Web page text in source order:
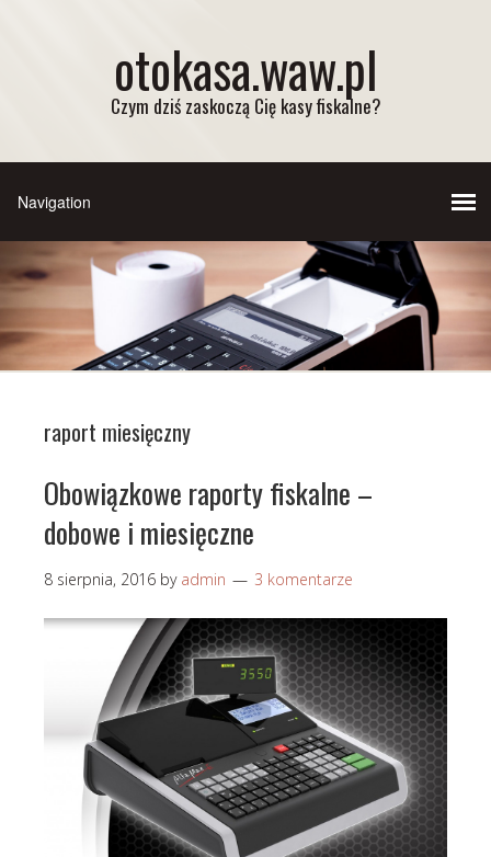
otokasa.waw.pl
Czym dziś zaskoczą Cię kasy fiskalne?
raport miesięczny
Obowiązkowe raporty fiskalne –
dobowe i miesięczne
8 sierpnia, 2016 by admin 3 komentarze